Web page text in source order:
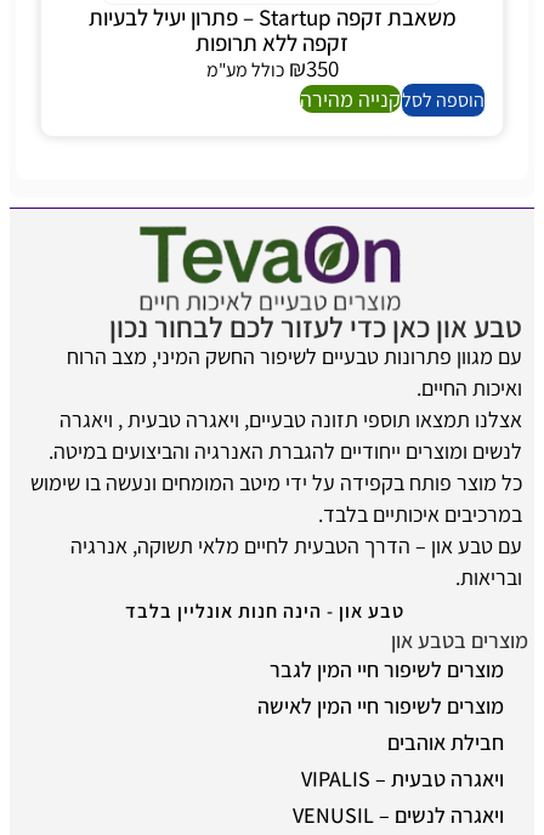
משאבת זקפה Startup – פתרון יעיל לבעיות
זקפה ללא תרופות
₪350
כולל מע"מ
הוספה לסלקנייה מהירה
טבע און כאן כדי לעזור לכם לבחור נכון
עם מגוון פתרונות טבעיים לשיפור החשק המיני, מצב הרוח
ואיכות החיים.
אצלנו תמצאו תוספי תזונה טבעיים, ויאגרה טבעית , ויאגרה
לנשים ומוצרים ייחודיים להגברת האנרגיה והביצועים במיטה.
כל מוצר פותח בקפידה על ידי מיטב המומחים ונעשה בו שימוש
במרכיבים איכותיים בלבד.
עם טבע און – הדרך הטבעית לחיים מלאי תשוקה, אנרגיה
ובריאות.
טבע און - הינה חנות אונליין בלבד
מוצרים בטבע און
מוצרים לשיפור חיי המין לגבר
מוצרים לשיפור חיי המין לאישה
חבילת אוהבים
ויאגרה טבעית – VIPALIS
ויאגרה לנשים – VENUSIL